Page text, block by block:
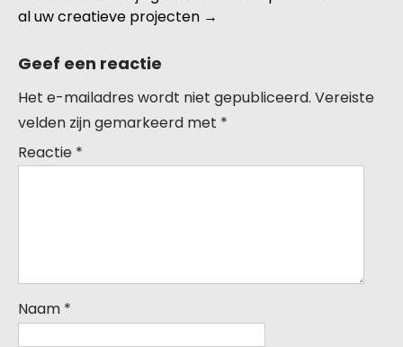
al uw creatieve projecten →
Geef een reactie
Het e-mailadres wordt niet gepubliceerd. Vereiste
velden zijn gemarkeerd met *
Reactie *
Naam *